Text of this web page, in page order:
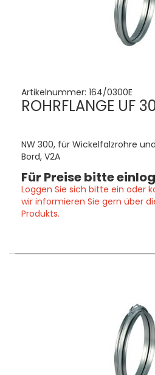
Artikelnummer: 164/0300E
ROHRFLANGE UF
NW 300, für Wickelfalzrohre
Bord, V2A
Für Preise bitte
Loggen Sie sich bitte ein oder
wir informieren Sie gern über
Produkts.